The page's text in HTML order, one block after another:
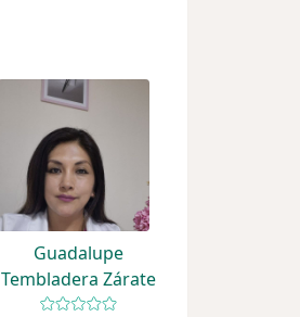
Guadalupe
Tembladera Zárate